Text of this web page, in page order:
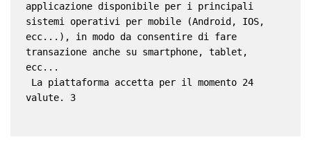
applicazione disponibile per i principali
sistemi operativi per mobile (Android, IOS,
ecc...), in modo da consentire di fare
transazione anche su smartphone, tablet,
ecc...
valute. 3